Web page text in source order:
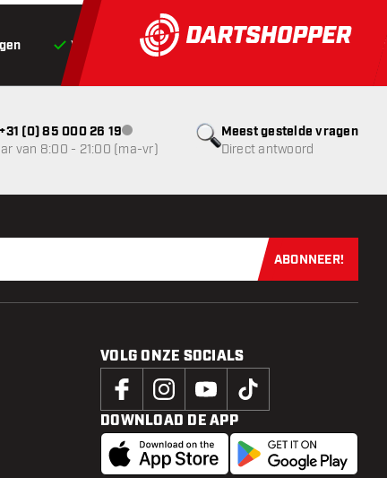
Voor 22:00 besteld,vandaag verstuurd*
Meest gestelde vragen
Direct antwoord
(0) 85 000 26 19klantenservice niet beschikbaar
van 8:00 - 21:00 (ma-vr)
Schrijf je
ABONNEER!
VOLG ONZE SOCIALS
DOWNLOAD DE APP